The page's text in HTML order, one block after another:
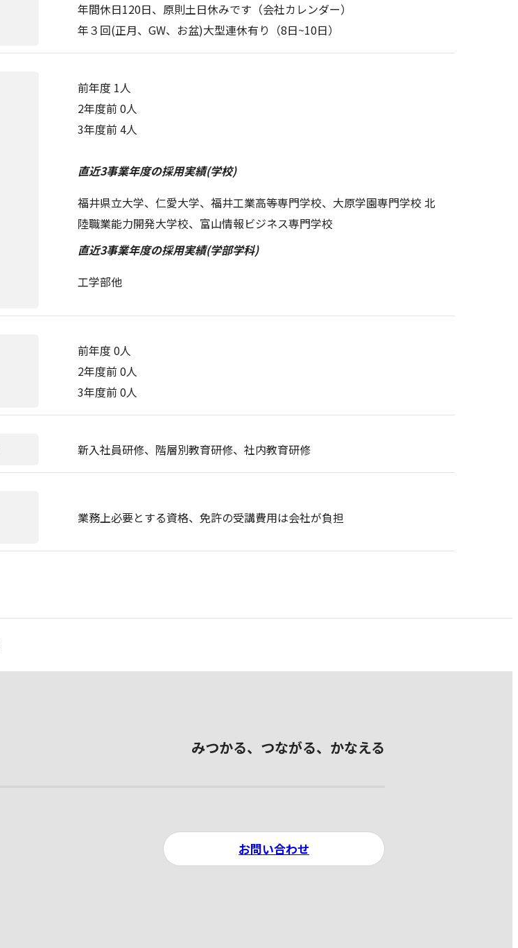
年間休日120日、原則土日休みです（会社カレンダー）
年３回(正月、GW、お盆)大型連休有り（8日~10日）
前年度 1人
2年度前 0人
3年度前 4人
直近3事業年度の採用実績(学校)
福井県立大学、仁愛大学、福井工業高等専門学校、大原学園専門学校 北
陸職業能力開発大学校、富山情報ビジネス専門学校
直近3事業年度の採用実績(学部学科)
工学部他
前年度 0人
2年度前 0人
3年度前 0人
新入社員研修、階層別教育研修、社内教育研修
業務上必要とする資格、免許の受講費用は会社が負担
みつかる、つながる、かなえる
お問い合わせ